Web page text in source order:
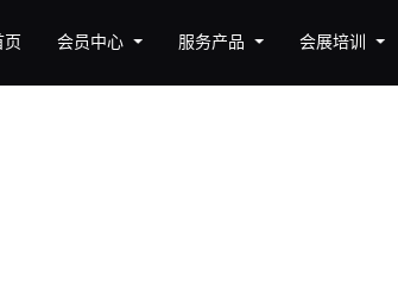
页 会员中心 服务产品 会展培训